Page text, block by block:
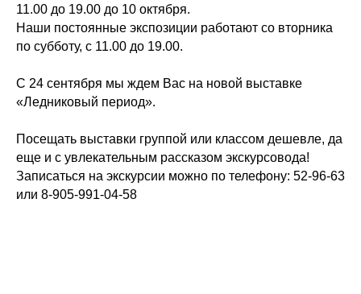
11.00 до 19.00 до 10 октября.
Наши постоянные экспозиции работают со вторника
по субботу, с 11.00 до 19.00.
С 24 сентября мы ждем Вас на новой выставке
«Ледниковый период».
Посещать выставки группой или классом дешевле, да
еще и с увлекательным рассказом экскурсовода!
Записаться на экскурсии можно по телефону: 52-96-63
или 8-905-991-04-58